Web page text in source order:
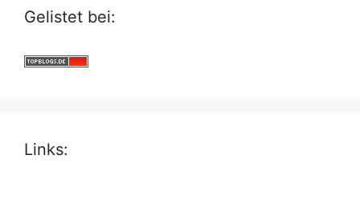
Gelistet bei:
Links: